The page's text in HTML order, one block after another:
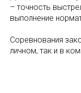
– точность
выполнение
Соревнования
личном, так и в